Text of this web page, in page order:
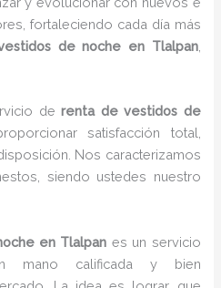
fortaleciendo cada día más
de noche en Tlalpan,
derenta de vestidos de
satisfacción total,
Nos caracterizamos
siendo ustedes nuestro
en Tlalpan es un servicio
mano calificada y bien